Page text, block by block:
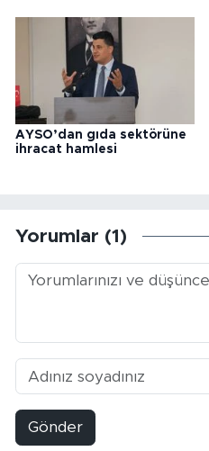
AYSO’dan gıda sektörüne
ihracat hamlesi
Yorumlar (1)
Gönder